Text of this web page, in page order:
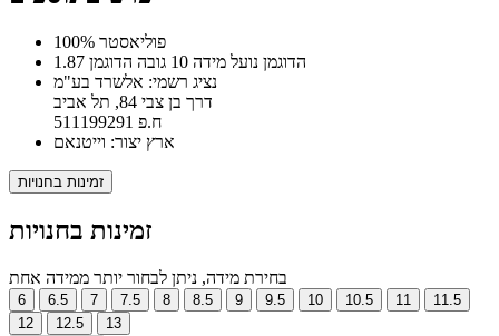
100% פוליאסטר
הדוגמן נועל מידה 10 גובה הדוגמן 1.87
נציג רשמי: אלשרד בע"מ
דרך בן צבי 84, תל אביב
ח.פ 511199291
ארץ יצור: וייטנאם
זמינות בחנויות
זמינות בחנויות
בחירת מידה, ניתן לבחור יותר ממידה אחת
6 6.5 7 7.5 8 8.5 9 9.5 10 10.5 11
11.5
12
12.5
13